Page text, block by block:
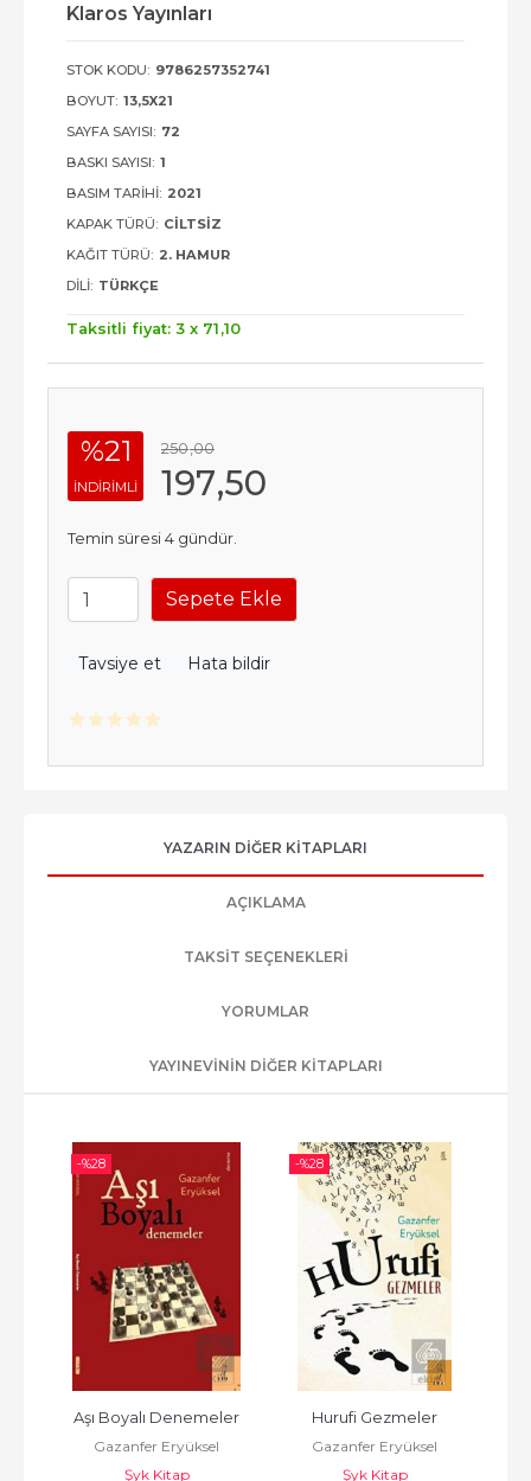
Klaros Yayınları
STOK KODU: 9786257352741
BOYUT: 13,5X21
SAYFA SAYISI: 72
BASKI SAYISI: 1
BASIM TARIHI: 2021
KAPAK TÜRÜ: CILTSIZ
KAĞIT TÜRÜ: 2. HAMUR
DILI: TÜRKÇE
Taksitli fiyat: 3 x 71 ,10
%21
INDIRIMLI
250,00
197,50
Temin süresi 4 gündür.
Sepete Ekle
Tavsiye et Hata bildir
YAZARIN DIĞER KITAPLARI
AÇIKLAMA
TAKSIT SEÇENEKLERI
YORUMLAR
YAYINEVININ DIĞER KITAPLARI
-%28
Aşı Boyalı Denemeler
Gazanfer Eryüksel
Şyk Kitap
-%28
Hurufi Gezmeler
Gazanfer Eryüksel
Şyk Kitap